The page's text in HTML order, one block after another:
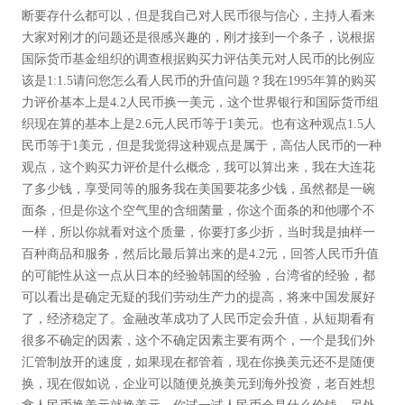
断要存什么都可以，但是我自己对人民币很与信心，主持人看来
大家对刚才的问题还是很感兴趣的，刚才接到一个条子，说根据
国际货币基金组织的调查根据购买力评估美元对人民币的比例应
该是1:1.5请问您怎么看人民币的升值问题？我在1995年算的购买
力评价基本上是4.2人民币换一美元，这个世界银行和国际货币组
织现在算的基本上是2.6元人民币等于1美元。也有这种观点1.5人
民币等于1美元，但是我觉得这种观点是属于，高估人民币的一种
观点，这个购买力评价是什么概念，我可以算出来，我在大连花
了多少钱，享受同等的服务我在美国要花多少钱，虽然都是一碗
面条，但是你这个空气里的含细菌量，你这个面条的和他哪个不
一样，所以你就看对这个质量，你要打多少折，当时我是抽样一
百种商品和服务，然后比最后算出来的是4.2元，回答人民币升值
的可能性从这一点从日本的经验韩国的经验，台湾省的经验，都
可以看出是确定无疑的我们劳动生产力的提高，将来中国发展好
了，经济稳定了。金融改革成功了人民币定会升值，从短期看有
很多不确定的因素，这个不确定因素主要有两个，一个是我们外
汇管制放开的速度，如果现在都管着，现在你换美元还不是随便
换，现在假如说，企业可以随便兑换美元到海外投资，老百姓想